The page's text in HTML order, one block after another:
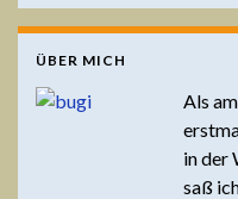
ÜBER MICH
Als
in der
saß